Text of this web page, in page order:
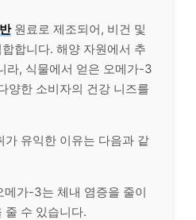
원료로 제조되어, 비건 및
합니다. 해양 자원에서 추
라, 식물에서 얻은 오메가-3
양한 소비자의 건강 니즈를
가 유익한 이유는 다음과 같
메가-3는 체내 염증을 줄이
줄 수 있습니다.